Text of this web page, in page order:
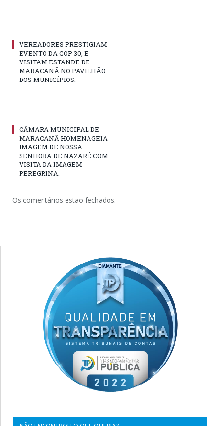
VEREADORES PRESTIGIAM
EVENTO DA COP 30, E
VISITAM ESTANDE DE
MARACANÃ NO PAVILHÃO
DOS MUNICÍPIOS.
CÂMARA MUNICIPAL DE
MARACANÃ HOMENAGEIA
IMAGEM DE NOSSA
SENHORA DE NAZARÉ COM
VISITA DA IMAGEM
PEREGRINA.
Os comentários estão fechados.